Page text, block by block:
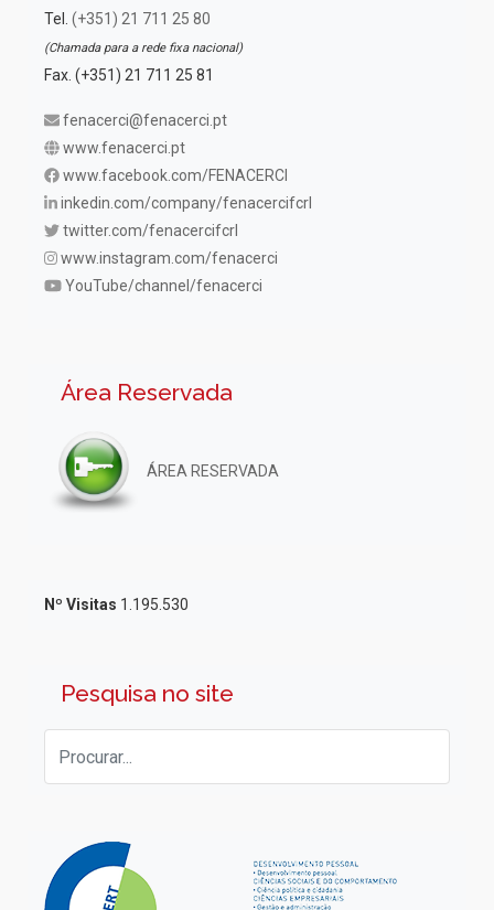
Tel. (+351) 21 711 25 80
(Chamada para a rede fixa nacional)
Fax. (+351) 21 711 25 81
fenacerci@fenacerci.pt
www.fenacerci.pt
www.facebook.com/FENACERCI
inkedin.com/company/fenacercifcrl
twitter.com/fenacercifcrl
www.instagram.com/fenacerci
YouTube/channel/fenacerci
Área Reservada
ÁREA RESERVADA
Nº Visitas 1.195.530
Pesquisa no site